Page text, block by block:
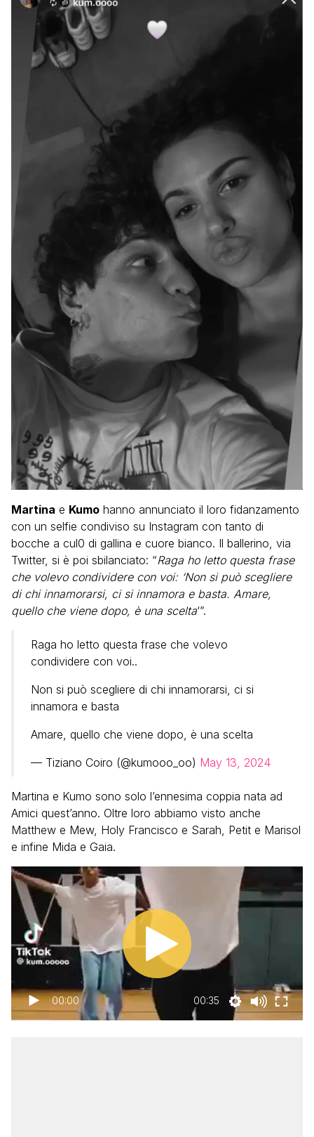
Martina e Kumo hanno annunciato il loro fidanzamento
con un selfie condiviso su Instagram con tanto di
bocche a cul0 di gallina e cuore bianco. Il ballerino, via
Twitter, si è poi sbilanciato: “Raga ho letto questa frase
che volevo condividere con voi: ‘Non si può scegliere
di chi innamorarsi, ci si innamora e basta. Amare,
quello che viene dopo, è una scelta‘”.
Raga ho letto questa frase che volevo
condividere con voi..
Non si può scegliere di chi innamorarsi, ci si
innamora e basta
Amare, quello che viene dopo, è una scelta
— Tiziano Coiro (@kumooo_oo) May 13, 2024
Martina e Kumo sono solo l’ennesima coppia nata ad
Amici quest’anno. Oltre loro abbiamo visto anche
Matthew e Mew, Holy Francisco e Sarah, Petit e Marisol
e infine Mida e Gaia.
00:00 00:35